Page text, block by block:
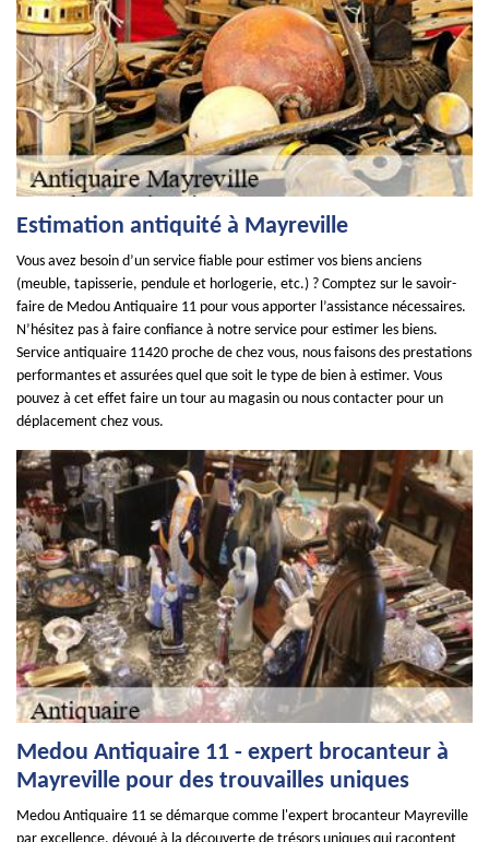
Estimation antiquité à Mayreville
Vous avez besoin d’un service fiable pour estimer vos biens anciens
(meuble, tapisserie, pendule et horlogerie, etc.) ? Comptez sur le savoir-
faire de Medou Antiquaire 11 pour vous apporter l’assistance nécessaires.
N’hésitez pas à faire confiance à notre service pour estimer les biens.
Service antiquaire 11420 proche de chez vous, nous faisons des prestations
performantes et assurées quel que soit le type de bien à estimer. Vous
pouvez à cet effet faire un tour au magasin ou nous contacter pour un
déplacement chez vous.
Medou Antiquaire 11 - expert brocanteur à
Mayreville pour des trouvailles uniques
Medou Antiquaire 11 se démarque comme l'expert brocanteur Mayreville